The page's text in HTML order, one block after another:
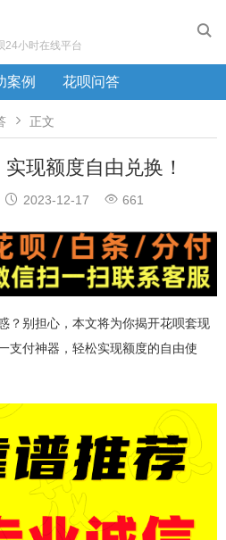

24小时在线平台
案例 花呗问答
 正文
现额度自由兑换！
 2023-12-17  661
？别担心，本文将为你揭开花呗套现
支付神器，轻松实现额度的自由使